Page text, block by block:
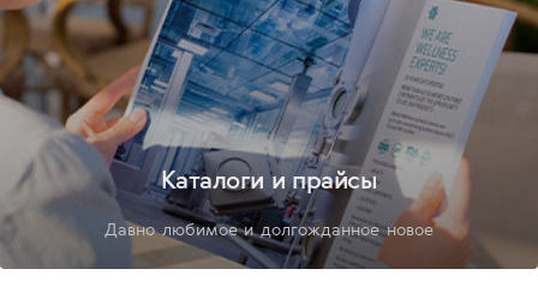
Каталоги и прайсы
Давно любимое и долгожданное новое